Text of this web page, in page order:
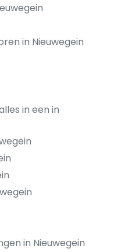
in Nieuwegein
in een in
in Nieuwegein